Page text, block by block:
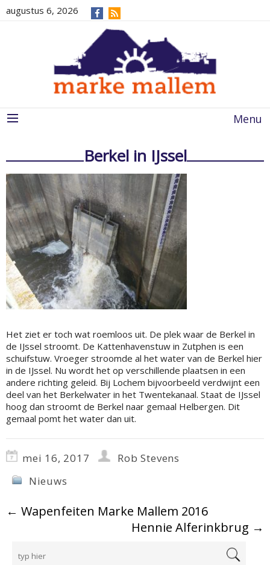
augustus 6, 2026
Menu
Berkel in IJssel
Het ziet er toch wat roemloos uit. De plek waar de Berkel in
de IJssel stroomt. De Kattenhavenstuw in Zutphen is een
schuifstuw. Vroeger stroomde al het water van de Berkel hier
in de IJssel. Nu wordt het op verschillende plaatsen in een
andere richting geleid. Bij Lochem bijvoorbeeld verdwijnt een
deel van het Berkelwater in het Twentekanaal. Staat de IJssel
hoog dan stroomt de Berkel naar gemaal Helbergen. Dit
gemaal pomt het water dan uit.
mei 16, 2017
Rob Stevens
Nieuws
← Wapenfeiten Marke Mallem 2016
Hennie Alferinkbrug →